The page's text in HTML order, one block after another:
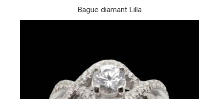
Bague diamant Lilla